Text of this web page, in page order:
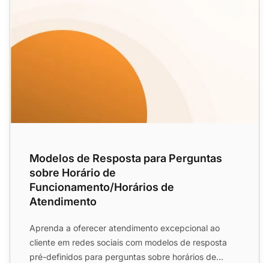
Modelos de Resposta para Perguntas
sobre Horário de
Funcionamento/Horários de
Atendimento
Aprenda a oferecer atendimento excepcional ao
cliente em redes sociais com modelos de resposta
pré-definidos para perguntas sobre horários de